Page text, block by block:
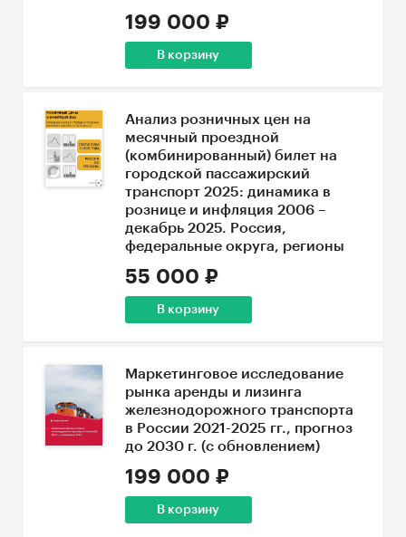
199 000 ₽
В корзину
Анализ розничных цен на
месячный проездной
(комбинированный) билет на
городской пассажирский
транспорт 2025: динамика в
рознице и инфляция 2006 –
декабрь 2025. Россия,
федеральные округа, регионы
55 000 ₽
В корзину
Маркетинговое исследование
рынка аренды и лизинга
железнодорожного транспорта
в России 2021-2025 гг., прогноз
до 2030 г. (с обновлением)
199 000 ₽
В корзину